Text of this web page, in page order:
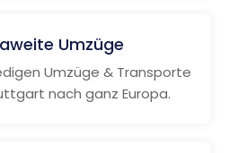
Umzüge
Umzüge & Transporte
nach ganz Europa.